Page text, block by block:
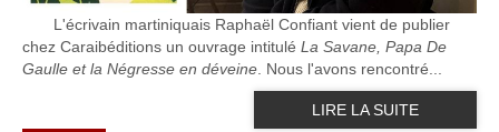
L'écrivain martiniquais Raphaël Confiant vient de publier
chez Caraibéditions un ouvrage intitulé La Savane, Papa De
Gaulle et la Négresse en déveine. Nous l'avons rencontré...
LIRE LA SUITE